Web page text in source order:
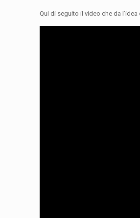
Qui di seguito il video che da